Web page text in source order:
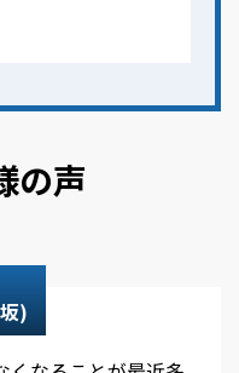
の声
)